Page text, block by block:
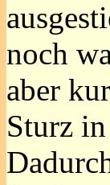
noch
aber
Sturz